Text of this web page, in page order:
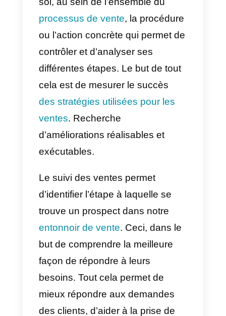
cet article, nous allons vous
montrerles 12 meilleures
statistiques de suivi que vous
devez connaître en 2022
quel est le meilleur
générer.
Qu’est-ce que le suivi des
ventes?
Lesuivi des ventesconstitue en
soi, au sein de l’ensemble du
processus de vente
ou l’action concrète qui permet
contrôler et d’analyser ses